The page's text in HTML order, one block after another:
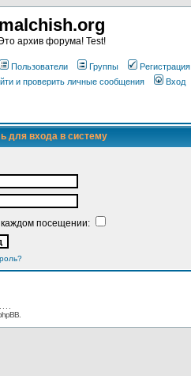
malchish.org
архив форума! Test!
Пользователи Группы
Регистрация
и проверить личные сообщения Вход
для входа в систему
каждом посещении:
.